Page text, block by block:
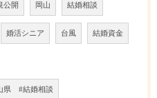
公開 岡山 結婚相談
婚活シニア 台風 結婚資金
県 #結婚相談